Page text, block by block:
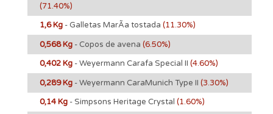
(71.40%)
1,6 Kg - Galletas MarÃ­a tostada (11.30%)
0,568 Kg - Copos de avena (6.50%)
0,402 Kg - Weyermann Carafa Special II (4.60%)
0,289 Kg - Weyermann CaraMunich Type II (3.30%)
0,14 Kg - Simpsons Heritage Crystal (1.60%)